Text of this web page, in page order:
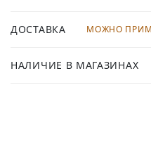
ДОСТАВКА МОЖНО
НАЛИЧИЕ В МАГАЗИНАХ